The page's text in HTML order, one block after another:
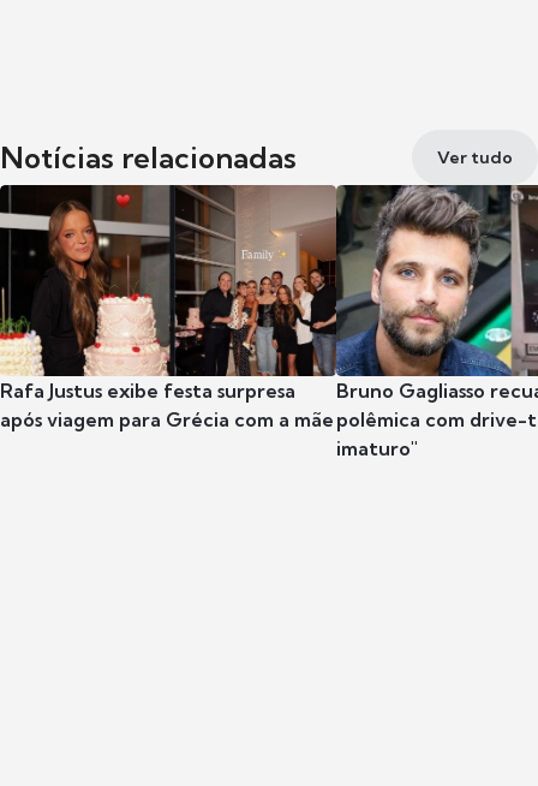
Notícias relacionadas Ver tudo
Rafa Justus exibe festa surpresa
após viagem para Grécia com a mãe
Bruno Gagliasso
polêmica com drive-
imaturo"